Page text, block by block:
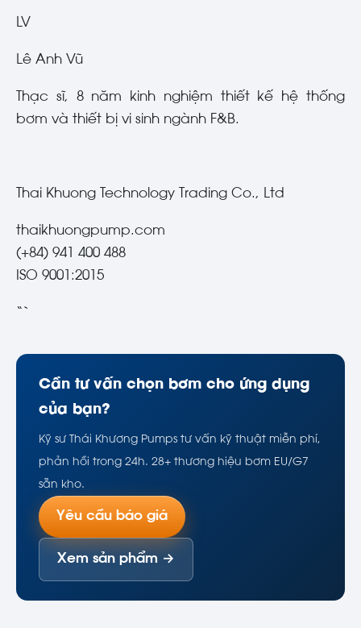
LV
Lê Anh Vũ
Thạc sĩ, 8 năm kinh nghiệm thiết kế hệ thống
bơm và thiết bị vi sinh ngành F&B.
Thai Khuong Technology Trading Co., Ltd
thaikhuongpump.com
(+84) 941 400 488
ISO 9001:2015
Cần tư vấn chọn bơm cho ứng dụng
của bạn?
Kỹ sư Thái Khương Pumps tư vấn kỹ thuật miễn phí,
phản hồi trong 24h. 28+ thương hiệu bơm EU/G7
sẵn kho.
Yêu cầu báo giá
Xem sản phẩm →